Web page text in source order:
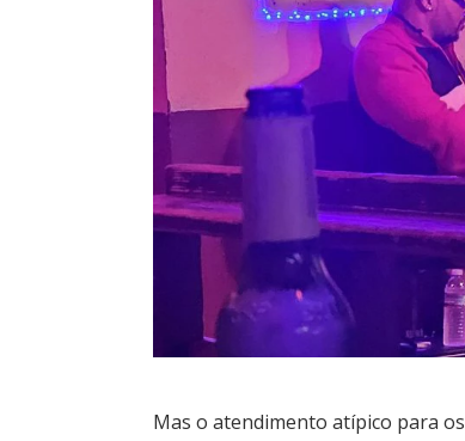
Mas o atendimento atípico para